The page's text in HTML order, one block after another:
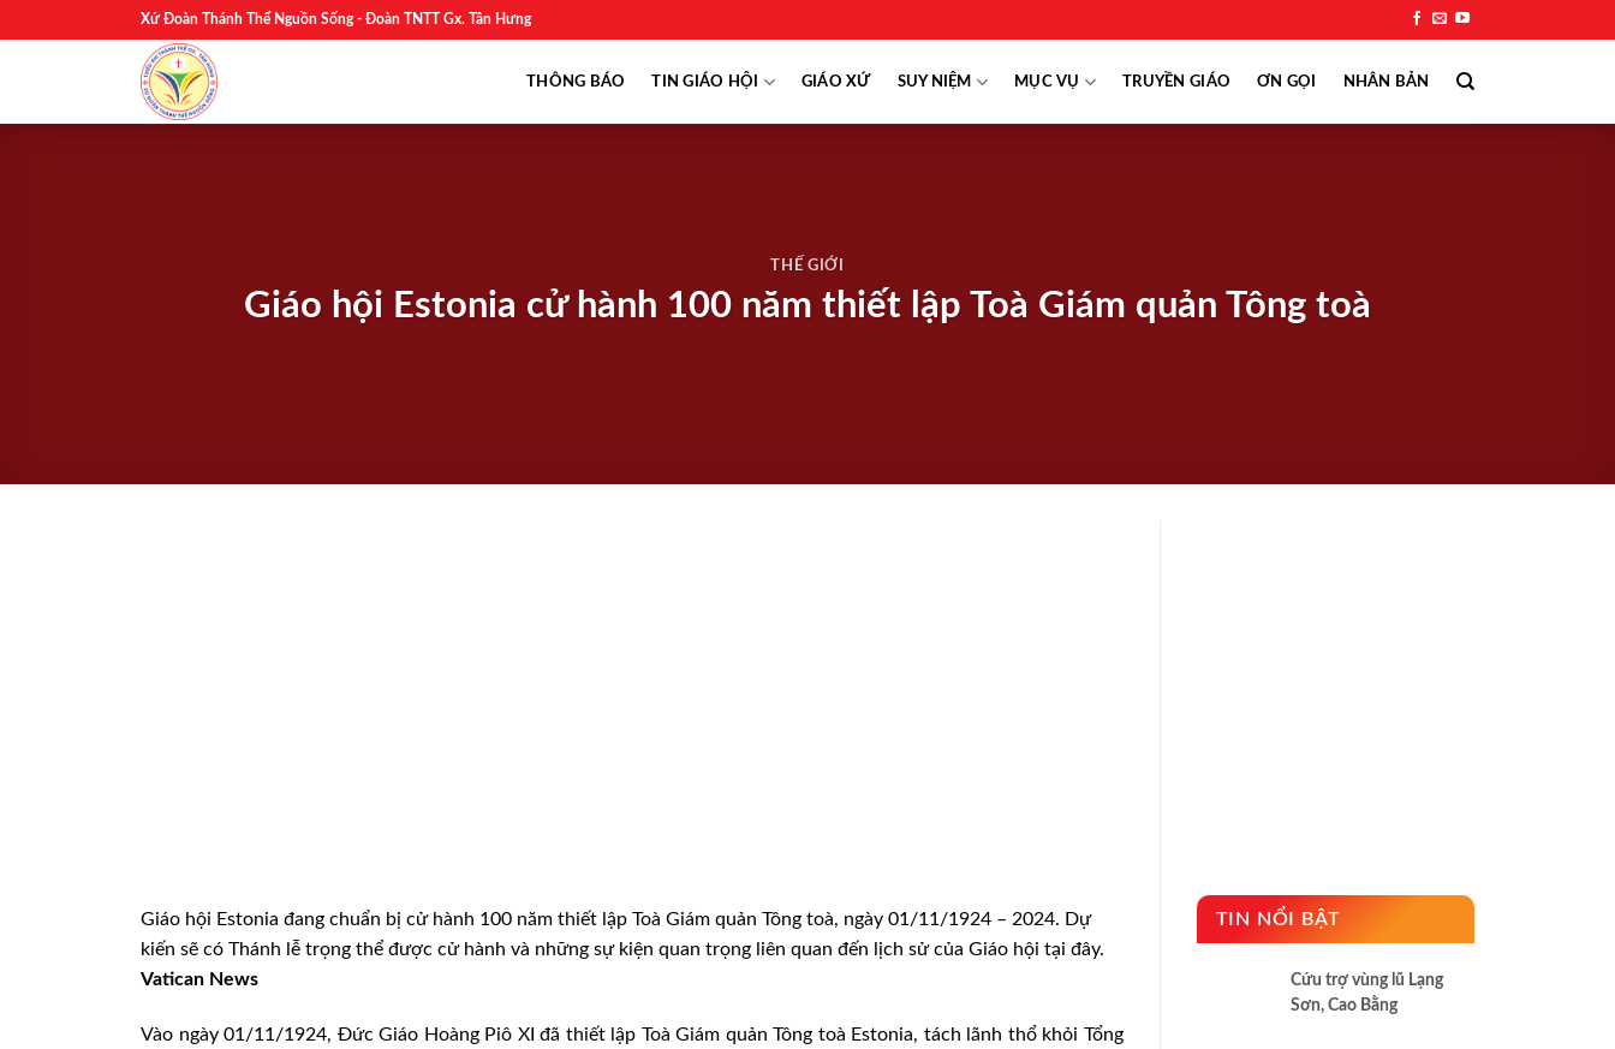
to
Xứ Đoàn Thánh Thể Nguồn Sống - Đoàn TNTT Gx. Tân Hưng
THÔNG BÁO TIN GIÁO HỘI GIÁO XỨ SUY NIỆM MỤC VỤ TRUYỀN GIÁO ƠN GỌI NHÂN BẢN
THẾ GIỚI
Giáo hội Estonia cử hành 100 năm thiết lập Toà Giám quản Tông toà
Giáo hội Estonia đang chuẩn bị cử hành 100 năm thiết lập Toà Giám quản Tông toà, ngày 01/11/1924 – 2024. Dự
kiến sẽ có Thánh lễ trọng thể được cử hành và những sự kiện quan trọng liên quan đến lịch sử của Giáo hội tại đây.
Vatican News
Vào ngày 01/11/1924, Đức Giáo Hoàng Piô XI đã thiết lập Toà Giám quản Tông toà Estonia, tách lãnh thổ khỏi Tổng
TIN NỔI BẬT
Cứu trợ vùng lũ Lạng
Sơn, Cao Bằng